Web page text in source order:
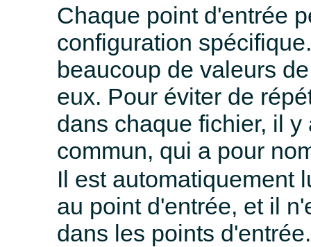
Chaque point d'entrée
configuration
beaucoup de valeurs
eux. Pour éviter de
dans chaque fichier, il
commun, qui a pour
Il est automatiquement
au point d'entrée, et il
dans les points d'entrée.